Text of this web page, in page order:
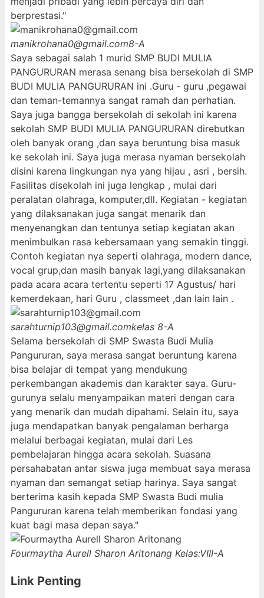
berprestasi."
manikrohana0@gmail.com8-A
Saya sebagai salah 1 murid SMP BUDI MULIA
PANGURURAN merasa senang bisa bersekolah di SMP
BUDI MULIA PANGURURAN ini .Guru - guru ,pegawai
dan teman-temannya sangat ramah dan perhatian.
Saya juga bangga bersekolah di sekolah ini karena
sekolah SMP BUDI MULIA PANGURURAN direbutkan
oleh banyak orang ,dan saya beruntung bisa masuk
ke sekolah ini. Saya juga merasa nyaman bersekolah
disini karena lingkungan nya yang hijau , asri , bersih.
Fasilitas disekolah ini juga lengkap , mulai dari
peralatan olahraga, komputer,dll. Kegiatan - kegiatan
yang dilaksanakan juga sangat menarik dan
menyenangkan dan tentunya setiap kegiatan akan
menimbulkan rasa kebersamaan yang semakin tinggi.
Contoh kegiatan nya seperti olahraga, modern dance,
vocal grup,dan masih banyak lagi,yang dilaksanakan
pada acara acara tertentu seperti 17 Agustus/ hari
kemerdekaan, hari Guru , classmeet ,dan lain lain .
sarahturnip103@gmail.comkelas 8-A
Selama bersekolah di SMP Swasta Budi Mulia
Pangururan, saya merasa sangat beruntung karena
bisa belajar di tempat yang mendukung
perkembangan akademis dan karakter saya. Guru-
gurunya selalu menyampaikan materi dengan cara
yang menarik dan mudah dipahami. Selain itu, saya
juga mendapatkan banyak pengalaman berharga
melalui berbagai kegiatan, mulai dari Les
pembelajaran hingga acara sekolah. Suasana
persahabatan antar siswa juga membuat saya merasa
nyaman dan semangat setiap harinya. Saya sangat
berterima kasih kepada SMP Swasta Budi mulia
Pangururan karena telah memberikan fondasi yang
kuat bagi masa depan saya."
Fourmaytha Aurell Sharon Aritonang Kelas:VIII-A
Link Penting